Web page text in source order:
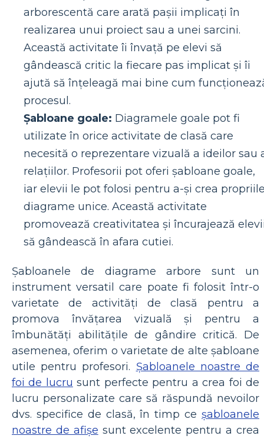
arborescentă care arată pașii implicați în
realizarea unui proiect sau a unei sarcini.
Această activitate îi învață pe elevi să
gândească critic la fiecare pas implicat și îi
ajută să înțeleagă mai bine cum
procesul.
Șabloane goale: Diagramele goale pot fi
utilizate în orice activitate de clasă care
necesită o reprezentare vizuală a ideilor sau
relațiilor. Profesorii pot oferi șabloane goale,
iar elevii le pot folosi pentru a-și crea
diagrame unice. Această activitate
promovează creativitatea și încurajează
să gândească în afara cutiei.
Șabloanele de diagrame arbore sunt un
instrument versatil care poate fi folosit într-o
varietate de activități de clasă pentru a
promova învățarea vizuală și pentru a
îmbunătăți abilitățile de gândire critică. De
asemenea, oferim o varietate de alte șabloane
utile pentru profesori. Șabloanele noastre de
foi de lucru sunt perfecte pentru a crea foi de
lucru personalizate care să răspundă nevoilor
dvs. specifice de clasă, în timp ce șabloanele
noastre de afișe sunt excelente pentru a crea